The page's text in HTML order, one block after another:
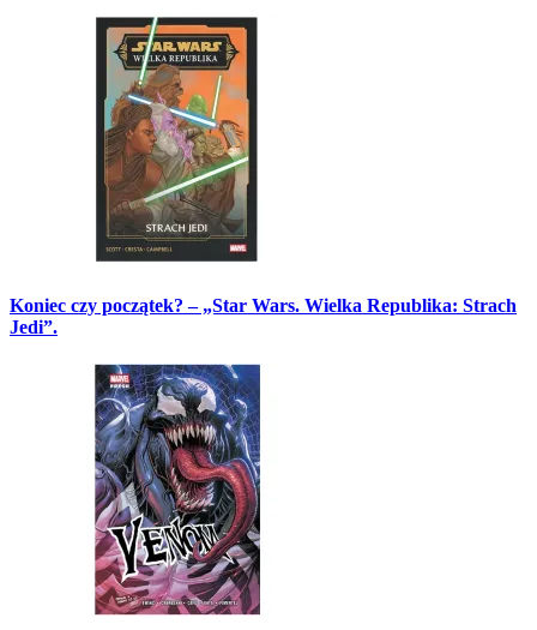
Koniec czy początek? – „Star Wars. Wielka Republika: Strach
Jedi”.